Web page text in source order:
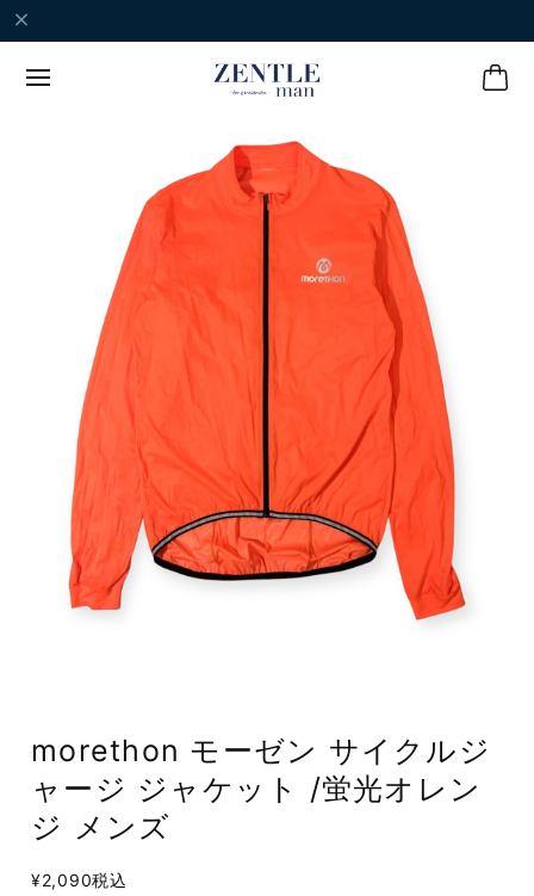
morethon モーゼン サイクルジ
ャージ ジャケット /蛍光オレン
ジ メンズ
¥2,090税込